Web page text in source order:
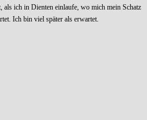
ich in Dienten einlaufe, wo mich mein Schatz
Ich bin viel später als erwartet.